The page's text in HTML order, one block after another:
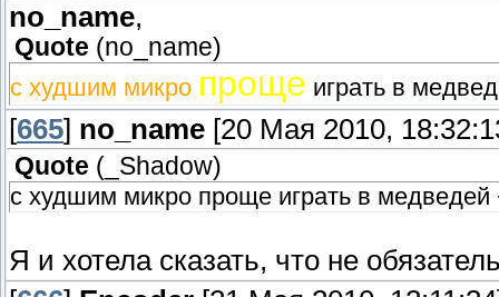
no_name,
Quote (no_name)
с худшим микро проще играть в
[665] no_name [20 Мая 2010,
Quote ( _Shadow)
с худшим микро проще играть в медведей
Я и хотела сказать, что не